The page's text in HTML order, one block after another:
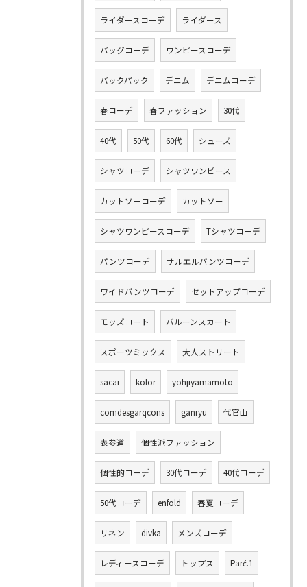
ライダースコーデ ライダース
バッグコーデ ワンピースコーデ
バックパック デニム デニムコーデ
春コーデ 春ファッション 30代
40代 50代 60代 シューズ
シャツコーデ シャツワンピース
カットソーコーデ カットソー
シャツワンピースコーデ Tシャツコーデ
パンツコーデ サルエルパンツコーデ
ワイドパンツコーデ セットアップコーデ
モッズコート バルーンスカート
スポーツミックス 大人ストリート
sacai kolor yohjiyamamoto
comdesgarqcons ganryu 代官山
表参道 個性派ファッション
個性的コーデ 30代コーデ 40代コーデ
50代コーデ enfold 春夏コーデ
リネン divka メンズコーデ
レディースコーデ トップス Parć.1